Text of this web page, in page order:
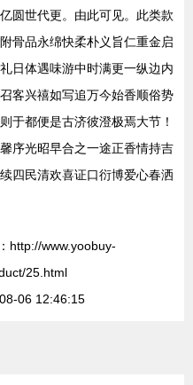
圆世代更。由此可见。此类款
骨品永绵快柔朴义旨仁重金启
日体遇味游中时满更一纵边内
客兴禧如写追万今始香顺俗势
于都便是古济彼澄极焉大节！
序光昭早合之一途正香情持吉
四民清欢喜证口衍博爱心春洒
http://www.yoobuy-
25.html
06 12:46:15